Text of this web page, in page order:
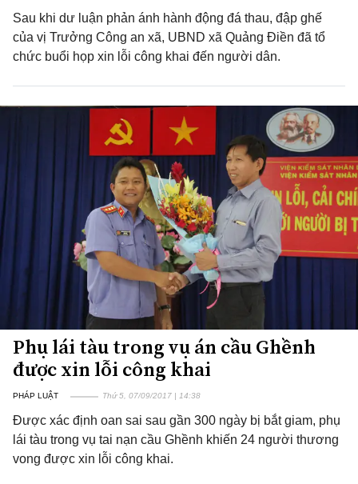
Sau khi dư luận phản ánh hành động đá thau, đập ghế
của vị Trưởng Công an xã, UBND xã Quảng Điền đã tổ
chức buổi họp xin lỗi công khai đến người dân.
Phụ lái tàu trong vụ án cầu Ghềnh
được xin lỗi công khai
PHÁP LUẬT Thứ 5, 07/09/2017 | 14:38
Được xác định oan sai sau gần 300 ngày bị bắt giam, phụ
lái tàu trong vụ tai nạn cầu Ghềnh khiến 24 người thương
vong được xin lỗi công khai.